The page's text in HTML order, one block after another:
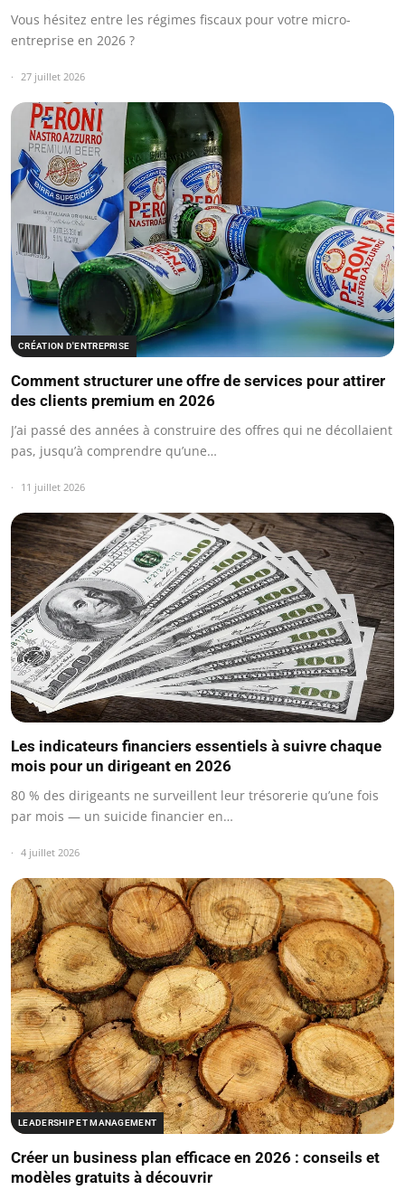
Vous hésitez entre les régimes fiscaux pour votre micro-
entreprise en 2026 ?
27 juillet 2026
CRÉATION D'ENTREPRISE
Comment structurer une offre de services pour attirer
des clients premium en 2026
J’ai passé des années à construire des offres qui ne décollaient
pas, jusqu’à comprendre qu’une…
11 juillet 2026
Les indicateurs financiers essentiels à suivre chaque
mois pour un dirigeant en 2026
80 % des dirigeants ne surveillent leur trésorerie qu’une fois
par mois — un suicide financier en…
4 juillet 2026
LEADERSHIP ET MANAGEMENT
Créer un business plan efficace en 2026 : conseils et
modèles gratuits à découvrir